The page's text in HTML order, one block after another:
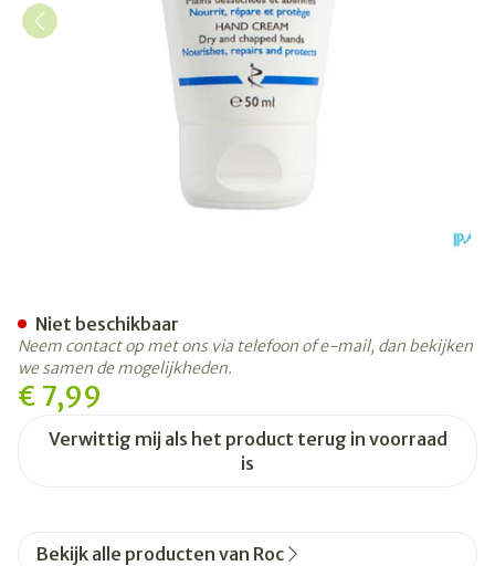
€ 7,99
Verwittig mij als het product terug in voorraad
is
Niet beschikbaar
Neem contact op met ons via telefoon of e-mail, dan bekijken
we samen de mogelijkheden.
Bekijk alle producten van Roc